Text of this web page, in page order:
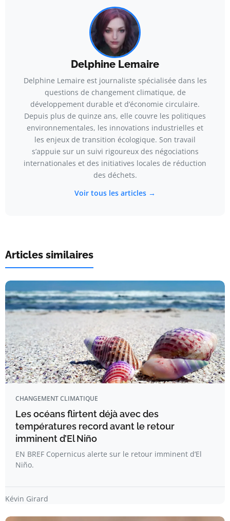
Delphine Lemaire
Delphine Lemaire est journaliste spécialisée dans les
questions de changement climatique, de
développement durable et d’économie circulaire.
Depuis plus de quinze ans, elle couvre les politiques
environnementales, les innovations industrielles et
les enjeux de transition écologique. Son travail
s’appuie sur un suivi rigoureux des négociations
internationales et des initiatives locales de réduction
des déchets.
Voir tous les articles →
Articles similaires
CHANGEMENT CLIMATIQUE
Les océans flirtent déjà avec des
températures record avant le retour
imminent d’El Niño
EN BREF Copernicus alerte sur le retour imminent d’El
Niño.
Kévin Girard